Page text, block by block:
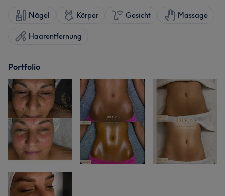
Nägel Körper Gesicht Massage
Haarentfernung
Portfolio